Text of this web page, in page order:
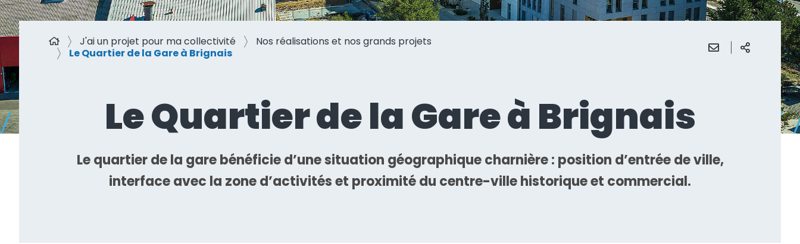
J'ai un projetpour ma collectivité
Je suisfournisseur ou promoteur
Nous rejoindre
CENTRE DE RELATION CLIENTS
04 74 01 01 00
J'ai un projet pour ma collectivité
Nos réalisations et nos grands projets
Le Quartier de la Gare à Brignais
Le Quartier de la Gare à Brignais
Le quartier de la gare bénéficie d’une situation géographique charnière : position d’entrée de ville,
interface avec la zone d’activités et proximité du centre-ville historique et commercial.